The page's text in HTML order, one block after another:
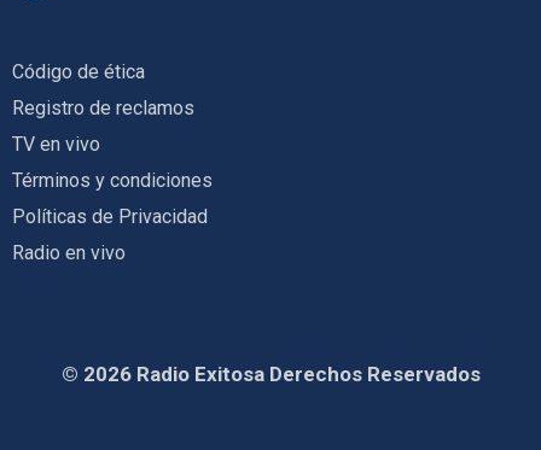
Código de ética
Registro de reclamos
TV en vivo
Términos y condiciones
Políticas de Privacidad
Radio en vivo
© 2026 Radio Exitosa Derechos Reservados